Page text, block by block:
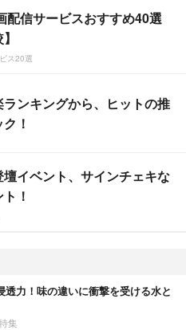
配信サービスおすすめ40選
ス20選
ンキングから、ヒットの推
！
イベント、サインチェキな
！
透力！味の違いに衝撃を受ける水と
集